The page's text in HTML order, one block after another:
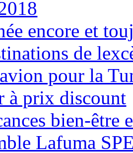
encore et
de
pour la
à prix discount
bien-être
Lafuma